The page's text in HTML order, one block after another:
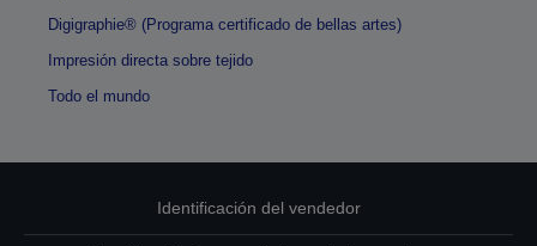
Digigraphie® (Programa certificado de bellas artes)
Impresión directa sobre tejido
Todo el mundo
Identificación del vendedor